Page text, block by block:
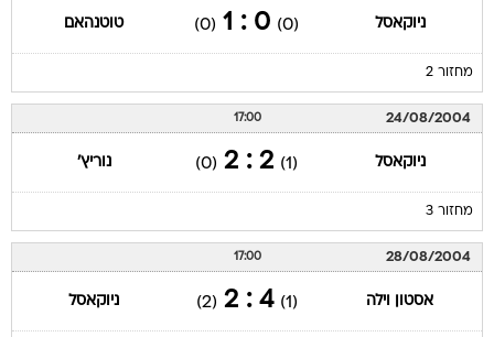
ניוקאסל (0)
0 : 1
(0) טוטנהאם
מחזור 2
24/08/2004
17:00
ניוקאסל (1)
2 : 2
(0) נוריץ'
מחזור 3
28/08/2004
17:00
אסטון וילה (1)
4 : 2
(2) ניוקאסל